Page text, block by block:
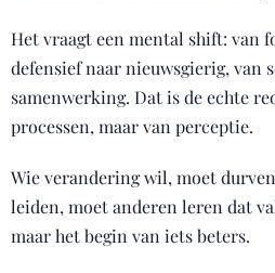
Het vraagt een mental shift: van
defensief naar nieuwsgierig, van
samenwerking. Dat is de echte
processen, maar van perceptie.
Wie verandering wil, moet
leiden, moet anderen leren dat
maar het begin van iets beters.